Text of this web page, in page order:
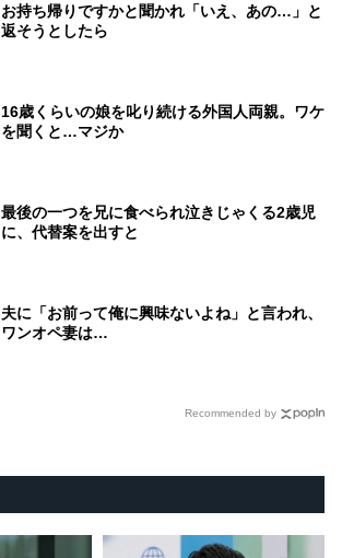
お持ち帰りですかと聞かれ「いえ、あの…」と
返そうとしたら
16歳くらいの娘を叱り続ける外国人両親。ワケ
を聞くと…マジか
最後の一つを兄に食べられ泣きじゃくる2歳児
に、代替案を出すと
夫に「お前って俺に興味ないよね」と言われ、
ワンオペ妻は…
Recommended by